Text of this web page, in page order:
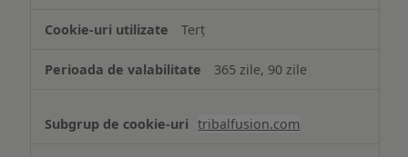
Terț
365 zile, 90 zile
tribalfusion.com